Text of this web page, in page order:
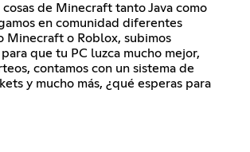
de Minecraft tanto Java como
en comunidad diferentes
Minecraft o Roblox, subimos
que tu PC luzca mucho mejor,
contamos con un sistema de
y mucho más, ¿qué esperas para